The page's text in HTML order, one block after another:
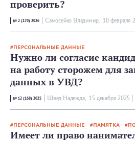
проверить?
№ 2 (170) 2026 Самосейко Владимир, 10 февраля
ПЕРСОНАЛЬНЫЕ ДАННЫЕ
Нужно ли согласие
на работу сторожем для
данных в УВД?
№ 12 (168) 2025 Швед Надежда, 15 декабря 2025
ПЕРСОНАЛЬНЫЕ ДАННЫЕ ПАМЯТКА
Имеет ли право